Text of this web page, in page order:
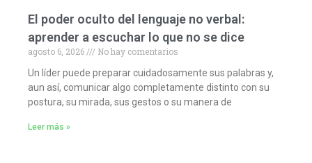
El poder oculto del lenguaje no verbal:
aprender a escuchar lo que no se dice
agosto 6, 2026
No hay comentarios
Un líder puede preparar cuidadosamente sus palabras y,
aun así, comunicar algo completamente distinto con su
postura, su mirada, sus gestos o su manera de
Leer más »